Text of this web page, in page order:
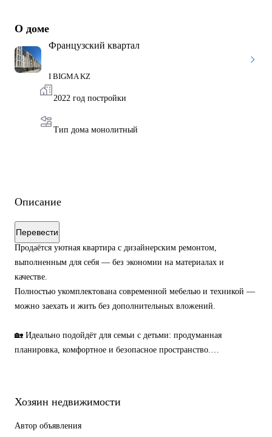
О доме
Французский квартал
I BIGMA KZ
2022 год постройки
Тип дома монолитный
Описание
Перевести
Продаётся уютная квартира с дизайнерским ремонтом,
выполненным для себя — без экономии на материалах и
качестве.
Полностью укомплектована современной мебелью и техникой —
можно заехать и жить без дополнительных вложений.
🏡 Идеально подойдёт для семьи с детьми: продуманная
планировка, комфортное и безопасное пространство.
уюта.
🗄 В наличии 2 вместительные кладовые — отличное решение
Хозяин недвижимости
Автор объявления